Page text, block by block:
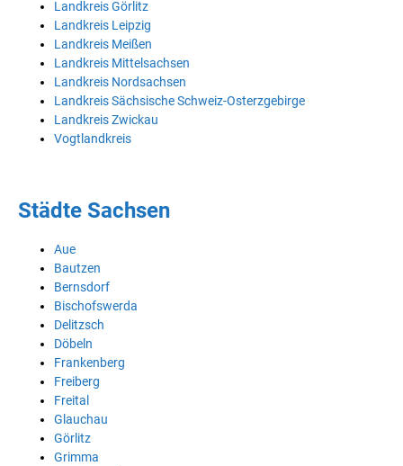
Landkreis Görlitz
Landkreis Leipzig
Landkreis Meißen
Landkreis Mittelsachsen
Landkreis Nordsachsen
Landkreis Sächsische Schweiz-Osterzgebirge
Landkreis Zwickau
Vogtlandkreis
Städte Sachsen
Aue
Bautzen
Bernsdorf
Bischofswerda
Delitzsch
Döbeln
Frankenberg
Freiberg
Freital
Glauchau
Görlitz
Grimma